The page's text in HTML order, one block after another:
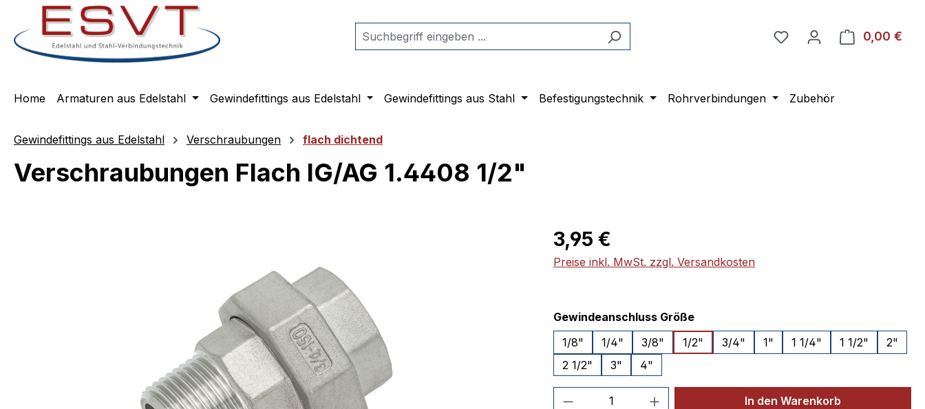
Hauptinhalt springen
Zur Suche springen
Zur Hauptnavigation springen
0,00 €
Home Armaturen aus Edelstahl Gewindefittings aus Edelstahl Gewindefittings aus Stahl Befestigungstechnik Rohrverbindungen Zubehör
Gewindefittings aus Edelstahl Verschraubungen flach dichtend
Verschraubungen Flach IG/AG 1.4408 1/2"
Regulärer Preis:
3,95 €
Preise inkl. MwSt. zzgl. Versandkosten
Gewindeanschluss Größeauswählen
1/8"
1/4" 3/8" 1/2" 3/4" 1" 1 1/4" 1 1/2"
2"
2 1/2"
3" 4"
Produkt Anzahl: Gib den gewünschten Wert
In den Warenkorb